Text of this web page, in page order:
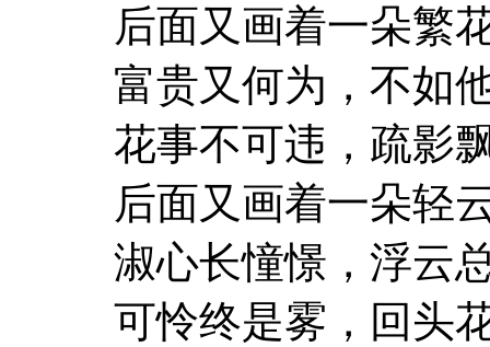
后面又画着一朵繁
富贵又何为，不如
花事不可违，疏影
后面又画着一朵轻
淑心长憧憬，浮云
可怜终是雾，回头